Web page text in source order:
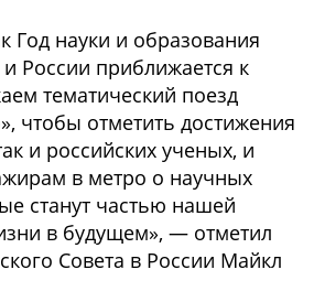
Год науки и образования
России приближается к
тематический поезд
чтобы отметить достижения
и российских ученых, и
в метро о научныx
станут частью нашей
в будущем», — отметил
Совета в России Майкл